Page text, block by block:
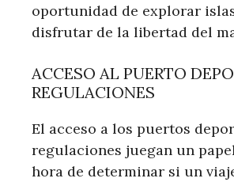
oportunidad de explorar
disfrutar de la libertad del
ACCESO AL PUERTO
REGULACIONES
El acceso a los puertos
regulaciones juegan un
hora de determinar si un